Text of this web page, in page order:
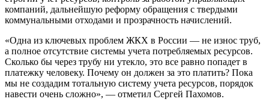
компаний, дальнейшую реформу обращения с твердыми
коммунальными отходами и прозрачность начислений.
«Одна из ключевых проблем ЖКХ в России — не износ труб,
а полное отсутствие системы учета потребляемых ресурсов.
Сколько бы через трубу ни утекло, это все равно попадет в
платежку человеку. Почему он должен за это платить? Пока
мы не создадим тотальную систему учета ресурсов, порядок
навести очень сложно», — отметил Сергей Пахомов.